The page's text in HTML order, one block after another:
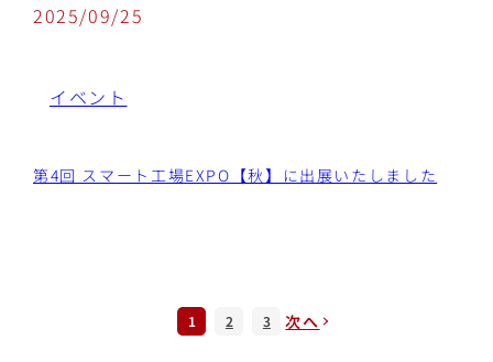
2025/09/25
イベント
第4回 スマート工場EXPO【秋】に出展いたしました
1 2 3 次へ